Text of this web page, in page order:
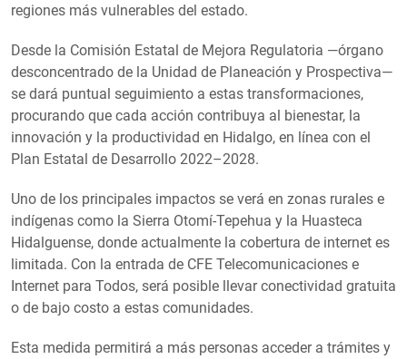
regiones más vulnerables del estado.
Desde la Comisión Estatal de Mejora Regulatoria —órgano
desconcentrado de la Unidad de Planeación y Prospectiva—
se dará puntual seguimiento a estas transformaciones,
procurando que cada acción contribuya al bienestar, la
innovación y la productividad en Hidalgo, en línea con el
Plan Estatal de Desarrollo 2022–2028.
Uno de los principales impactos se verá en zonas rurales e
indígenas como la Sierra Otomí-Tepehua y la Huasteca
Hidalguense, donde actualmente la cobertura de internet es
limitada. Con la entrada de CFE Telecomunicaciones e
Internet para Todos, será posible llevar conectividad gratuita
o de bajo costo a estas comunidades.
Esta medida permitirá a más personas acceder a trámites y